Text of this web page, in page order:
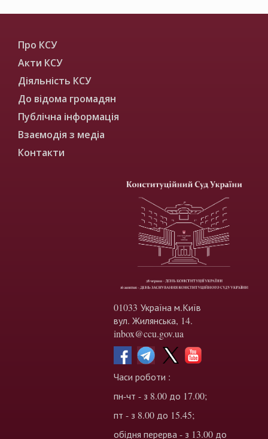
Про КСУ
Акти КСУ
Діяльність КСУ
До відома громадян
Публічна інформація
Взаємодія з медіа
Контакти
01033 Україна м.Київ
вул. Жилянська, 14.
inbox@ccu.gov.ua
Часи роботи :
пн-чт - з 8.00 до 17.00;
пт - з 8.00 до 15.45;
обідня перерва - з 13.00 до